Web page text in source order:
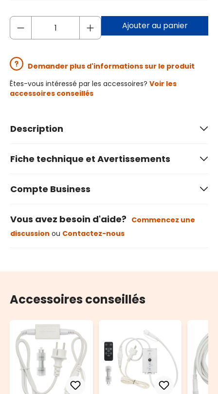
Ajouter au panier
Demander plus d'informations sur le produit
Êtes-vous intéressé par les accessoires? Voir les
accessoires conseillés
Description
Fiche technique et Avertissements
Compte Business
Vous avez besoin d'aide? Commencez une
discussion ou Contactez-nous
Accessoires conseillés